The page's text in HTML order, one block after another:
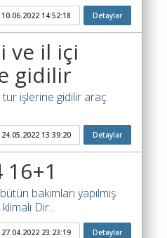
10.06.2022 14:52:18 Detaylar
ve il içi
gidilir
tur işlerine gidilir araç
24.05.2022 13:39:20 Detaylar
16+1
bakımları yapılmış
Dir...
27.04.2022 23:23:19 Detaylar